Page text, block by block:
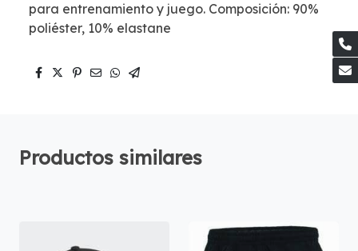
para entrenamiento y juego. Composición: 90%
poliéster, 10% elastane
Productos similares